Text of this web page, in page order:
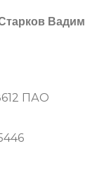
Вадим
ПАО